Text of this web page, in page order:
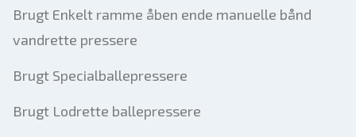
Brugt Enkelt ramme åben ende manuelle bånd
vandrette pressere
Brugt Specialballepressere
Brugt Lodrette ballepressere